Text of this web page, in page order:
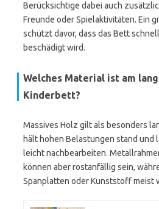
Berücksichtige dabei auch
Freunde oder Spielaktivitäten. Ein
schützt davor, dass das Bett
beschädigt wird.
Welches Material ist am
Kinderbett?
Massives Holz gilt als besonders
hält hohen Belastungen stand und
leicht nachbearbeiten.
können aber rostanfällig sein,
Spanplatten oder Kunststoff meist